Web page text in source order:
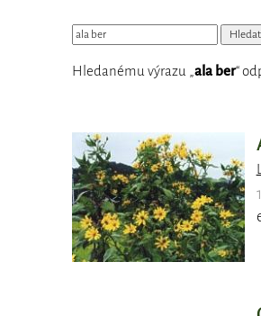
Hledanému výrazu „ ala ber“